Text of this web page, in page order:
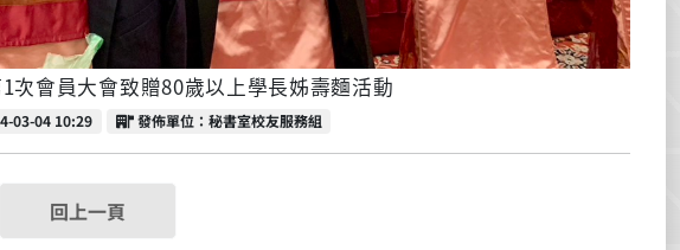
會員大會致贈80歲以上學長姊壽麵活動
03-04 10:29 發佈單位
發佈單位：秘書室校友服務組
回上一頁